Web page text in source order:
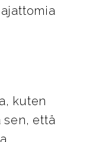
kuten
sen, että